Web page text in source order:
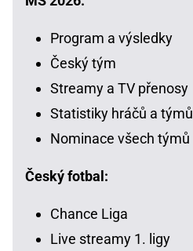
Program a výsledky
Český tým
Streamy a TV přenosy
Statistiky hráčů a týmů
Nominace všech týmů
Český fotbal:
Chance Liga
Live streamy 1. ligy